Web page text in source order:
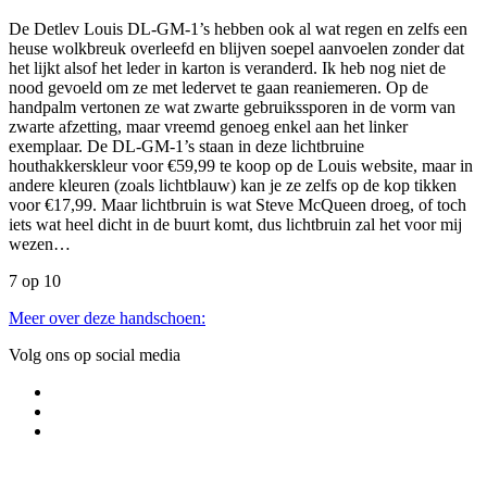
De Detlev Louis DL-GM-1’s hebben ook al wat regen en zelfs een
heuse wolkbreuk overleefd en blijven soepel aanvoelen zonder dat
het lijkt alsof het leder in karton is veranderd. Ik heb nog niet de
nood gevoeld om ze met ledervet te gaan reaniemeren. Op de
handpalm vertonen ze wat zwarte gebruikssporen in de vorm van
zwarte afzetting, maar vreemd genoeg enkel aan het linker
exemplaar. De DL-GM-1’s staan in deze lichtbruine
houthakkerskleur voor €59,99 te koop op de Louis website, maar in
andere kleuren (zoals lichtblauw) kan je ze zelfs op de kop tikken
voor €17,99. Maar lichtbruin is wat Steve McQueen droeg, of toch
iets wat heel dicht in de buurt komt, dus lichtbruin zal het voor mij
wezen…
7 op 10
Meer over deze handschoen:
Volg ons op social media